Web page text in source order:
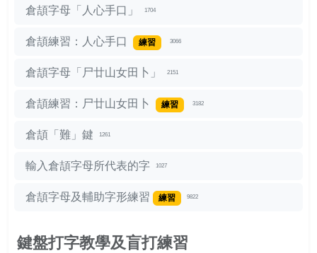
倉頡字母「人心手口」 1704
倉頡練習：人心手口 練習 3066
倉頡字母「尸廿山女田卜」 2151
倉頡練習：尸廿山女田卜 練習 3182
倉頡「難」鍵 1261
輸入倉頡字母所代表的字 1027
倉頡字母及輔助字形練習 練習 9822
鍵盤打字教學及盲打練習